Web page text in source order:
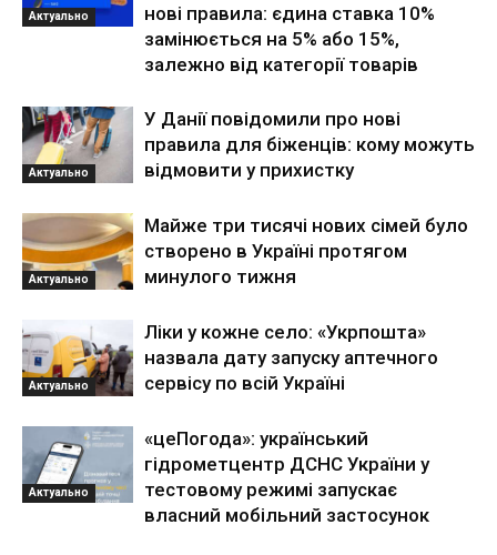
Актуально
нові правила: єдина ставка 10%
замінюється на 5% або 15%,
залежно від категорії товарів
Актуально
У Данії повідомили про нові
правила для біженців: кому можуть
відмовити у прихистку
Актуально
Майже три тисячі нових сімей було
створено в Україні протягом
минулого тижня
Актуально
Ліки у кожне село: «Укрпошта»
назвала дату запуску аптечного
сервісу по всій Україні
Актуально
«цеПогода»: український
гідрометцентр ДСНС України у
тестовому режимі запускає
власний мобільний застосунок